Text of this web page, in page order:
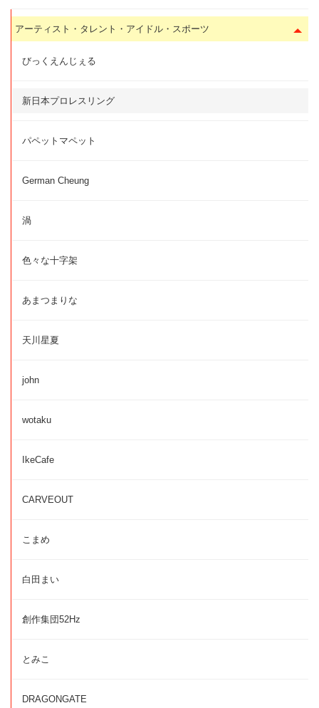
アーティスト・タレント・アイドル・スポーツ
びっくえんじぇる
新日本プロレスリング
パペットマペット
German Cheung
渦
色々な十字架
あまつまりな
天川星夏
john
wotaku
IkeCafe
CARVEOUT
こまめ
白田まい
創作集団52Hz
とみこ
DRAGONGATE